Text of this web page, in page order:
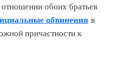
обоих братьев
обвинения в
причастности к